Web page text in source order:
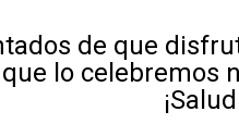
de que
lo celebremos